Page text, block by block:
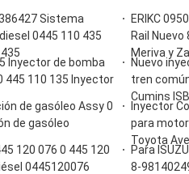
Sistema
0445 110 435
Inyector de bomba
445 110 135 Inyector
de gasóleo Assy 0
de gasóleo
120 076 0 445 120
0445120076
ERIKC
Rail
Meriva y
Nuevo
tren
Cumins
Inyector
para
Toyota
Para
8-